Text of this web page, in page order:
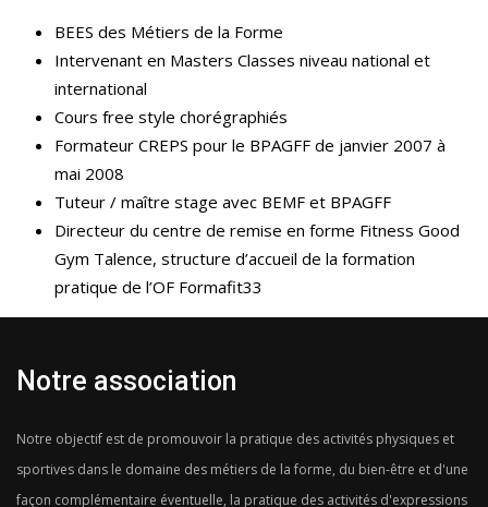
BEES des Métiers de la Forme
Intervenant en Masters Classes niveau national et
international
Cours free style chorégraphiés
Formateur CREPS pour le BPAGFF de janvier 2007 à
mai 2008
Tuteur / maître stage avec BEMF et BPAGFF
Directeur du centre de remise en forme Fitness Good
Gym Talence, structure d’accueil de la formation
pratique de l’OF Formafit33
Notre association
Notre objectif est de promouvoir la pratique des activités physiques et
sportives dans le domaine des métiers de la forme, du bien-être et d'une
façon complémentaire éventuelle, la pratique des activités d'expressions